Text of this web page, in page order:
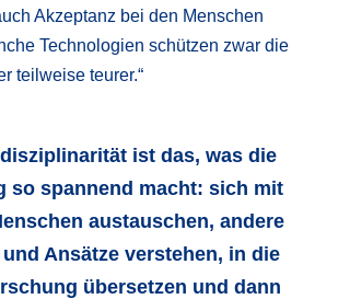
Akzeptanz bei den Menschen
Technologien schützen zwar die
teilweise teurer.“
ist das, was die
so spannend macht: sich mit
austauschen, andere
Ansätze verstehen, in die
übersetzen und dann